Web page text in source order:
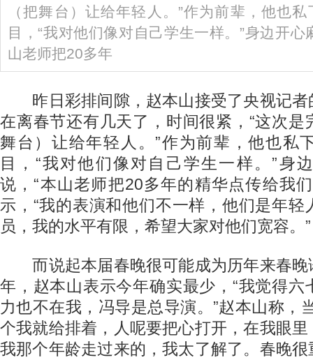
（把舞台）让给年轻人。”作为前辈，他也
目，“我对他们像对自己学生一样。”身边开心
山老师把20多年
昨日彩排间隙，赵本山接受了央视记者
在离春节还有几天了，时间很紧，“这次是
舞台）让给年轻人。”作为前辈，他也私
目，“我对他们像对自己学生一样。”身
说，“本山老师把20多年的精华点传给我
示，“我的表演和他们不一样，他们是年轻
员，我的水平有限，希望大家对他们宽容。”
而说起本届春晚很可能成为历年来春晚
年，赵本山表示今年确实最少，“我觉得六
力也不在我，冯导是总导演。”赵本山称，
个我就给排着，人呢要把心打开，在我眼
我那个年龄走过来的，我太了解了。春晚